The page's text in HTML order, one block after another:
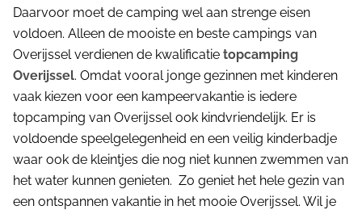
Daarvoor moet de camping wel aan strenge eisen
voldoen. Alleen de mooiste en beste campings van
Overijssel verdienen de kwalificatie topcamping
Overijssel. Omdat vooral jonge gezinnen met kinderen
vaak kiezen voor een kampeervakantie is iedere
topcamping van Overijssel ook kindvriendelijk. Er is
voldoende speelgelegenheid en een veilig kinderbadje
waar ook de kleintjes die nog niet kunnen zwemmen van
het water kunnen genieten. Zo geniet het hele gezin van
een ontspannen vakantie in het mooie Overijssel. Wil je